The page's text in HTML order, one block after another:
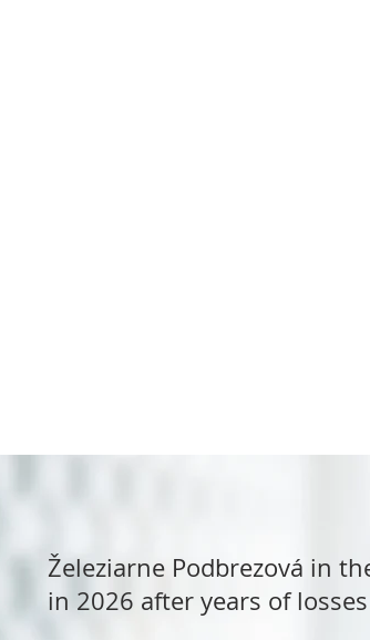
Železiarne Podbrezová in
in 2026 after years of losses